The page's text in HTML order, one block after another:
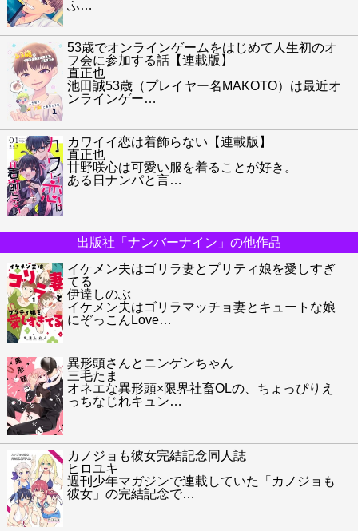
ふ…
53歳でオンラインゲームをはじめて人生初のオ
フ会に参加する話【連載版】
直正也
池田誠53歳（プレイヤー名MAKOTO）は最近オ
ンラインゲー…
カワイイ恋は着飾らない【連載版】
直正也
甘野咲心は可愛い服を着ることが好き。
ある日ナンパと言…
出版社「ナンバーナイン」の他作品
イケメン夫はゴリラ妻とプリティ娘を愛しすぎ
てる
伊達しのぶ
イケメン夫はゴリラマッチョ妻とキュートな娘
にぞっこんLove…
異形頭さんとニンゲンちゃん
三毛たま
オネエな異形頭×限界社畜OLの、ちょっぴりえ
っちなじれキュン…
カノジョも彼女完結記念同人誌
ヒロユキ
週刊少年マガジンで連載していた「カノジョも
彼女」の完結記念で…